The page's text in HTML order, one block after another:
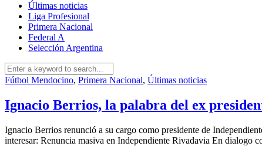
Últimas noticias
Liga Profesional
Primera Nacional
Federal A
Selección Argentina
Fútbol Mendocino, Primera Nacional, Últimas noticias
Ignacio Berrios, la palabra del ex
Ignacio Berrios renunció a su cargo como presidente de
interesar: Renuncia masiva en Independiente Rivadavia En dialogo